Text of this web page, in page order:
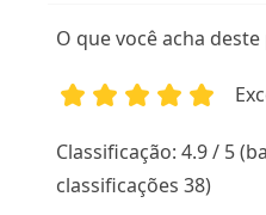
O que você acha deste
Classificação: 4.9 / 5
classificações 38)